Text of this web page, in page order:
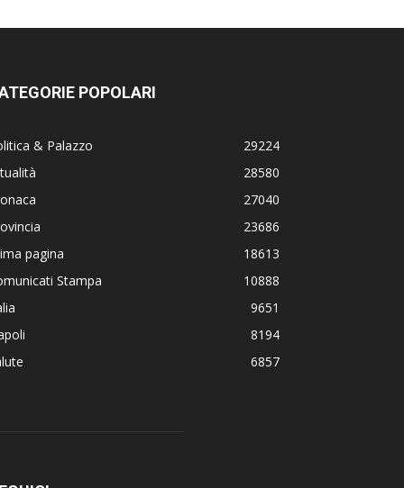
POPOLARI
& Palazzo
29224
28580
27040
23686
pagina
18613
Stampa
10888
9651
8194
6857